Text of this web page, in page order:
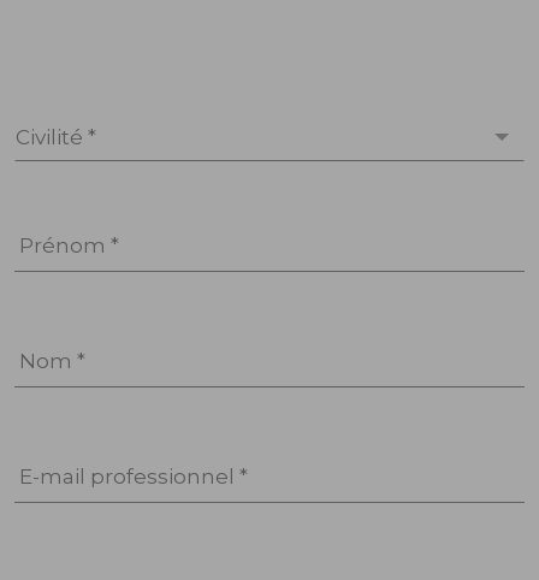
Civilité *
Prénom *
Nom *
E-mail professionnel *